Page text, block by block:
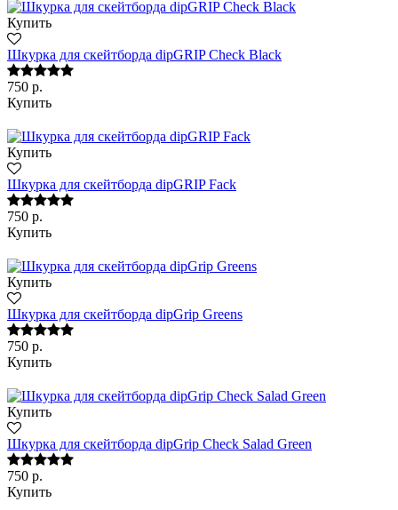
Купить
Шкурка для скейтборда dipGRIP Check Black
750 р.
Купить
Купить
Шкурка для скейтборда dipGRIP Fack
750 р.
Купить
Купить
Шкурка для скейтборда dipGrip Greens
750 р.
Купить
Купить
Шкурка для скейтборда dipGrip Check Salad Green
750 р.
Купить